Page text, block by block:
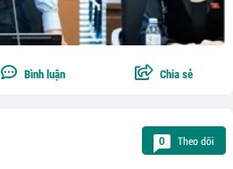
Bình luận Chia sẻ
0 Theo dõi